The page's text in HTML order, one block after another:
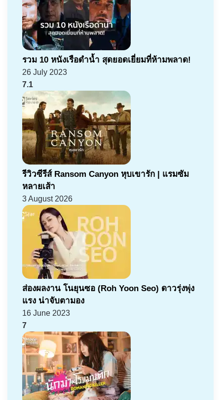
รวม 10 หนังเรือดำน้ำ สุดยอดเยี่ยมที่ห้ามพลาด!
26 July 2023
7.1
รีวิวซีรีส์ Ransom Canyon หุบเขารัก | แรมซัม
หลายเส้า
3 August 2026
ส่องผลงาน โนยุนซอ (Roh Yoon Seo) ดาวรุ่งพุ่ง
แรง น่าจับตามอง
16 June 2023
7